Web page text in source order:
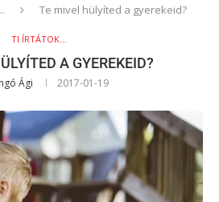
Te mivel hülyíted a gyerekeid?
TI ÍRTÁTOK...
A GYEREKEID?
Ági 2017-01-19